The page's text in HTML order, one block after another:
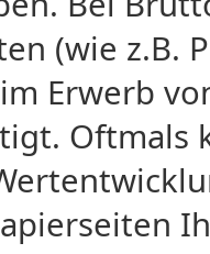
(wie z.B.
Erwerb
Oftmals